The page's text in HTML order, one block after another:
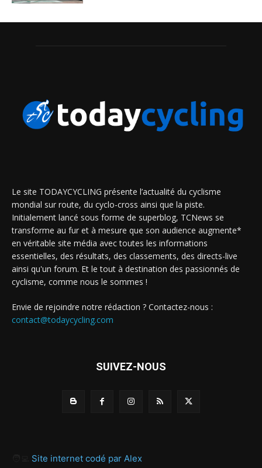
Le site TODAYCYCLING présente l’actualité du cyclisme
mondial sur route, du cyclo-cross ainsi que la piste.
Initialement lancé sous forme de superblog, TCNews se
transforme au fur et à mesure que son audience augmente*
en véritable site média avec toutes les informations
essentielles, des résultats, des classements, des directs-live
ainsi qu'un forum. Et le tout à destination des passionnés de
cyclisme, comme nous le sommes !
Envie de rejoindre notre rédaction ? Contactez-nous :
contact@todaycycling.com
SUIVEZ-NOUS
Site internet codé par Alex